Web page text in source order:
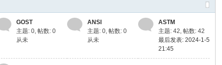
GOST
主题: 0,帖数: 0
从未
ANSI
主题: 0,帖数: 0
从未
ASTM
主题: 42,帖数: 42
最后发表: 2024-1-5
21:45